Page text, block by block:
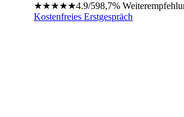
★★★★★4.9/598,7%
Kostenfreies Erstgespräch